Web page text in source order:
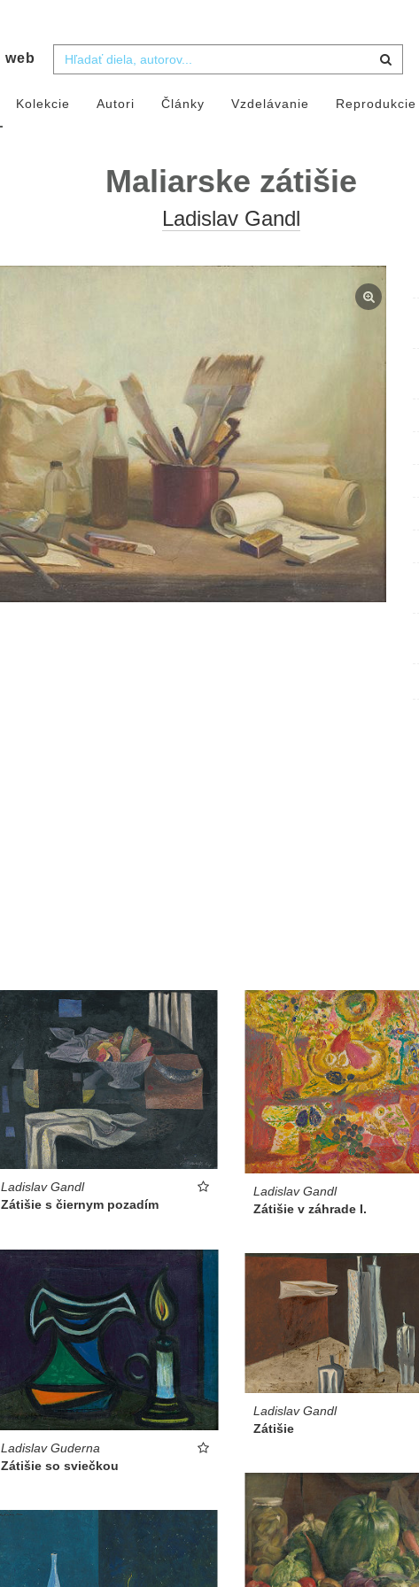
web
Kolekcie Autori Články Vzdelávanie Reprodukcie
Maliarske zátišie
Ladislav Gandl
Ladislav Gandl
Zátišie s čiernym pozadím
Ladislav Gandl
Zátišie v záhrade I.
Ladislav Guderna
Zátišie so sviečkou
Ladislav Gandl
Zátišie